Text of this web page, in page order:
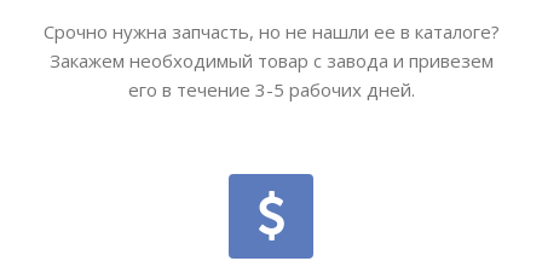
Срочно нужна запчасть, но не нашли ее в каталоге?
Закажем необходимый товар с завода и привезем
его в течение 3-5 рабочих дней.